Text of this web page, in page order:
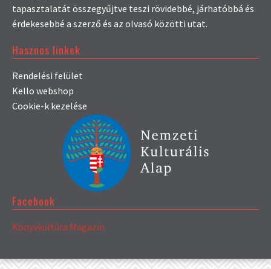
tapasztalatát összegyűjtve teszi rövidebbé, járhatóbbá és
érdekesebbé a szerző és az olvasó közötti utat.
Hasznos linkek
Rendelési felület
Kello webshop
Cookie-k kezelése
Facebook
Könyvkultúra Magazin